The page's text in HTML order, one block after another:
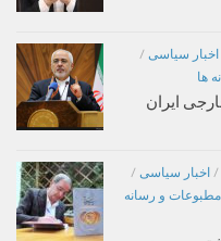
اخبار سیاسی /
ها
ایران
/ اخبار سیاسی /
مطبوعات و رسانه